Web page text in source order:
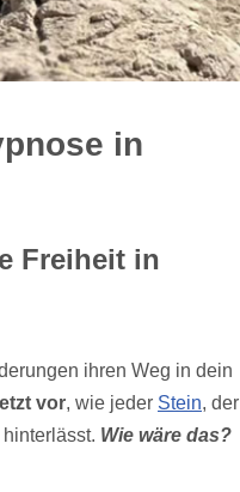
in
Freiheit in
ihren Weg in dein
vor, wie jeder Stein, der
Wie wäre das?